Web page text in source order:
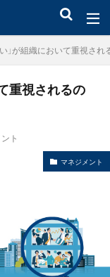
」が組織において重視され
重視されるの
ト
マネジメント
事業承継
事業戦略
青年会議所